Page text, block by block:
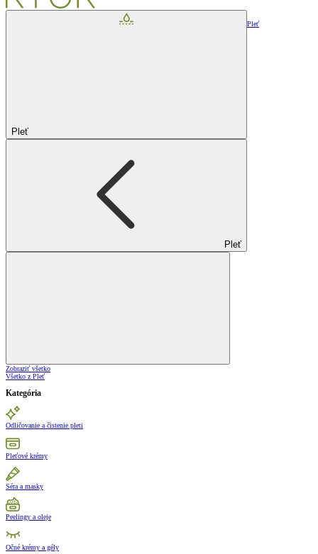
Pleť
Pleť
Pleť
Zobraziť všetko
Všetko z Pleť
Kategória
Odličovanie a čistenie pleti
Pleťové krémy
Séra a masky
Peelingy a oleje
Očné krémy a gély